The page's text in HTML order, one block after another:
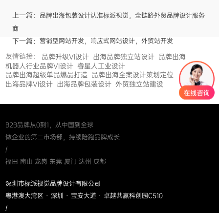
上一篇： 品牌出海包装设计认准标派视觉，全链路外贸品牌设计服务
商
下一篇： 营销型网站开发，响应式网站设计，外贸站开发
友情链接： 品牌升级VI设计 出海品牌独立站设计 品牌出海
机器人行业品牌VI设计 睿星人工业设计
品牌出海超级单品爆品打造 品牌出海全案设计策划定位
出海品牌VI设计 出海品牌包装设计 外贸独立站建设
B2B品牌从0到1，从中国到全球
做企业的第二市场部，持续陪跑品牌成长
/
福田 南山 龙岗 东莞 厦门 达州 成都
深圳市标派视觉品牌设计有限公司
粤港澳大湾区 · 深圳 · 宝安大道 · 卓越共赢科创园C510
/